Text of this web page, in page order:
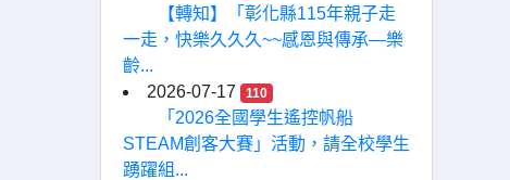
【轉知】「彰化縣115年親子走
一走，快樂久久久~~感恩與傳承—樂
齡...
2026-07-17
110
「2026全國學生遙控帆船
STEAM創客大賽」活動，請全校學生
踴躍組...